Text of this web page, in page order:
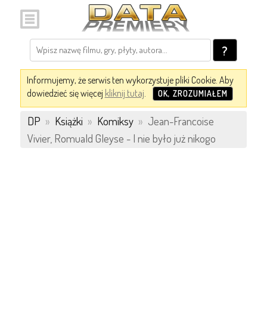
?
Informujemy, że serwis ten wykorzystuje pliki Cookie. Aby
dowiedzieć się więcej kliknij tutaj. OK, ZROZUMIAŁEM
DP » Książki » Komiksy » Jean-Francoise
Vivier, Romuald Gleyse - I nie było już nikogo